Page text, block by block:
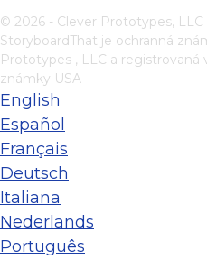
© 2026 - Clever Prototypes, LLC
StoryboardThat je ochranná
Prototypes , LLC a registrovaná
známky USA
English
Español
Français
Deutsch
Italiana
Nederlands
Português